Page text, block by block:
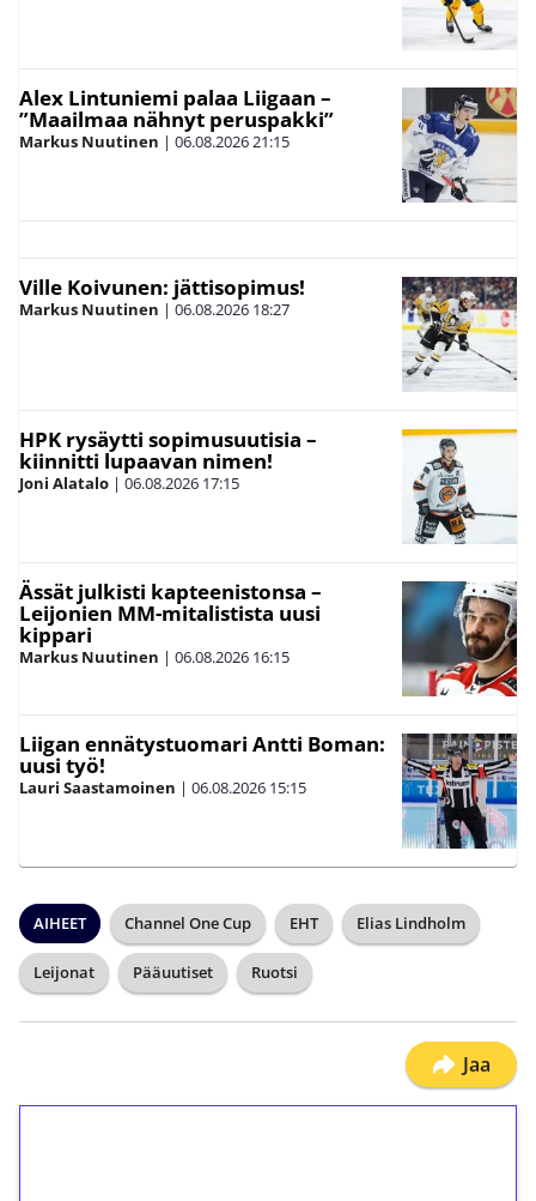
Alex Lintuniemi palaa Liigaan –
”Maailmaa nähnyt peruspakki”
Markus Nuutinen | 06.08.202621:15
Ville Koivunen: jättisopimus!
Markus Nuutinen | 06.08.2026 18:27
HPK rysäytti sopimusuutisia –
kiinnitti lupaavan nimen!
Joni Alatalo | 06.08.2026 17:15
Ässät julkisti kapteenistonsa –
Leijonien MM-mitalistista uusi
kippari
Markus Nuutinen | 06.08.2026 16:15
Liigan ennätystuomari Antti Boman:
uusi työ!
Lauri Saastamoinen | 06.08.2026 15:15
AIHEET Channel One Cup EHT Elias Lindholm
Leijonat Pääuutiset Ruotsi
Jaa